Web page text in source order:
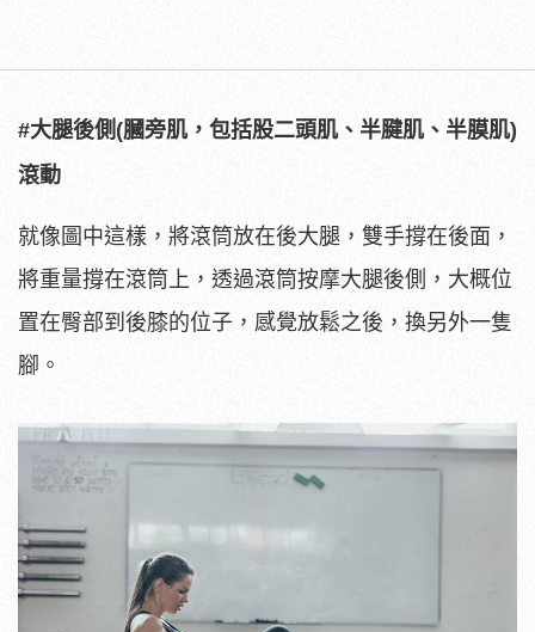
#大腿後側(膕旁肌，包括股二頭肌、半腱肌、半膜肌)
滾動
就像圖中這樣，將滾筒放在後大腿，雙手撐在後面，
將重量撐在滾筒上，透過滾筒按摩大腿後側，大概位
置在臀部到後膝的位子，感覺放鬆之後，換另外一隻
腳。